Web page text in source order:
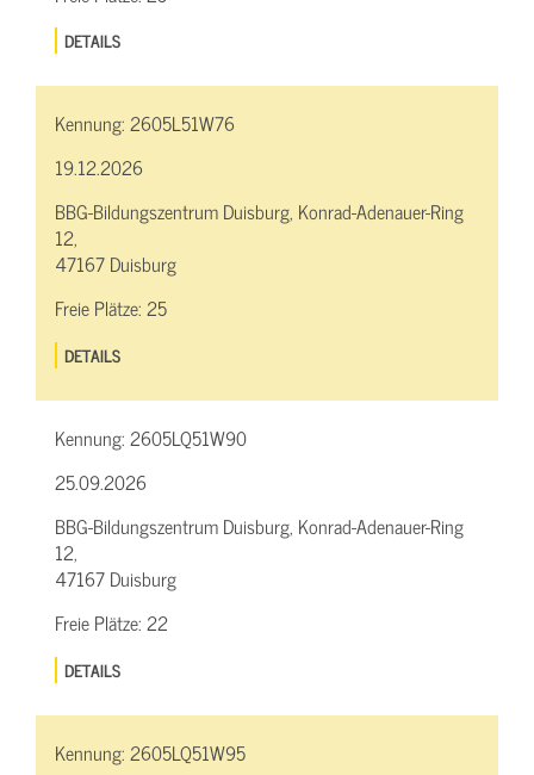
DETAILS
Kennung:2605L51W76
19.12.2026
BBG-Bildungszentrum Duisburg, Konrad-Adenauer-Ring
12,
47167 Duisburg
Freie Plätze:25
DETAILS
Kennung:2605LQ51W90
25.09.2026
BBG-Bildungszentrum Duisburg, Konrad-Adenauer-Ring
12,
47167 Duisburg
Freie Plätze:22
DETAILS
Kennung:2605LQ51W95